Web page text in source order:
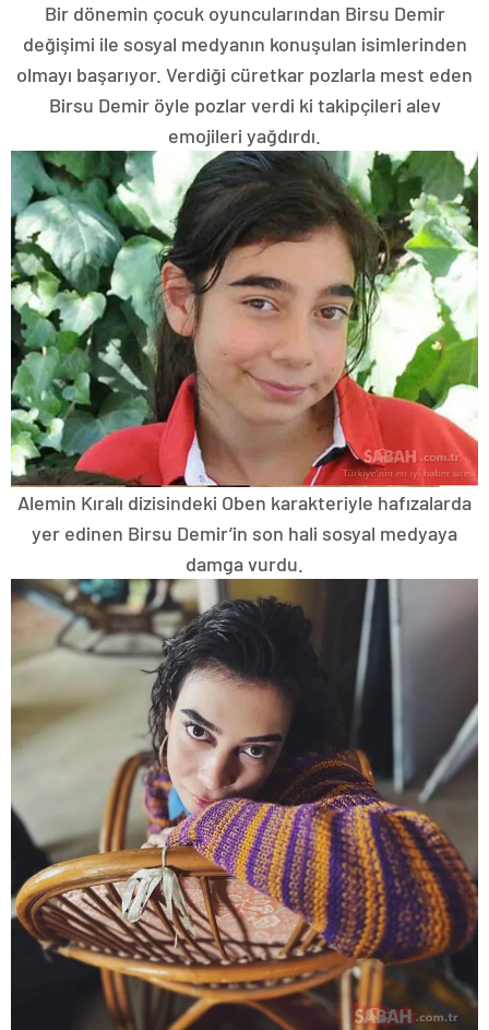
Bir dönemin çocuk oyuncularından Birsu Demir
değişimi ile sosyal medyanın konuşulan isimlerinden
olmayı başarıyor. Verdiği cüretkar pozlarla mest eden
Birsu Demir öyle pozlar verdi ki takipçileri alev
emojileri yağdırdı.
Alemin Kıralı dizisindeki Oben karakteriyle hafızalarda
yer edinen Birsu Demir’in son hali sosyal medyaya
damga vurdu.